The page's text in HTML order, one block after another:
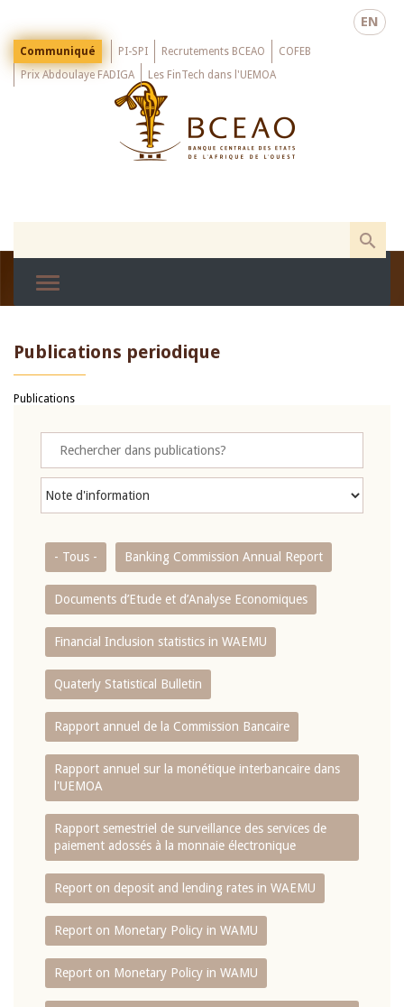
main
content
EN
Menu
Top
Communiqué PI-SPI Recrutements BCEAO
COFEB
Prix Abdoulaye FADIGA
Les FinTech dans l'UEMOA
Publications periodique
Publications
- Tous - Banking Commission Annual Report
Documents d’Etude et d’Analyse Economiques
Financial Inclusion statistics in WAEMU
Quaterly Statistical Bulletin
Rapport annuel de la Commission Bancaire
Rapport annuel sur la monétique interbancaire dans
l'UEMOA
Rapport semestriel de surveillance des services de
paiement adossés à la monnaie électronique
Report on deposit and lending rates in WAEMU
Report on Monetary Policy in WAMU
Report on Monetary Policy in WAMU